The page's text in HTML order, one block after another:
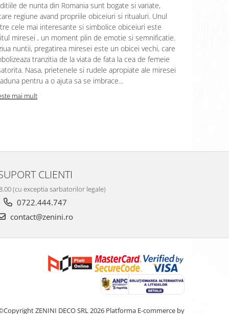
de nunta din Romania sunt bogate si variate,
regiune avand propriile obiceiuri si ritualuri. Unul
cele mai interesante si simbolice obiceiuri este
miresei , un moment plin de emotie si semnificatie.
nuntii, pregatirea miresei este un obicei vechi, care
tranzitia de la viata de fata la cea de femeie
Nasa, prietenele si rudele apropiate ale miresei
pentru a o ajuta sa se imbrace...
mai mult
CLIENTI
(cu exceptia sarbatorilor legale)
0722.444.747
contact@zenini.ro
ZENINI DECO SRL 2026 Platforma E-commerce by